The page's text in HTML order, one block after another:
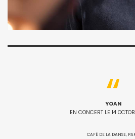
YOAN
EN CONCERT LE 14
CAFÉ DE LA DANSE,